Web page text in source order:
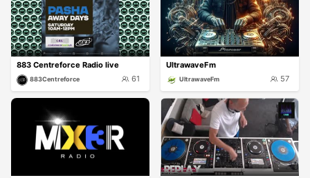
883 Centreforce Radio live
883Centreforce 61
UltrawaveFm
UltrawaveFm 57